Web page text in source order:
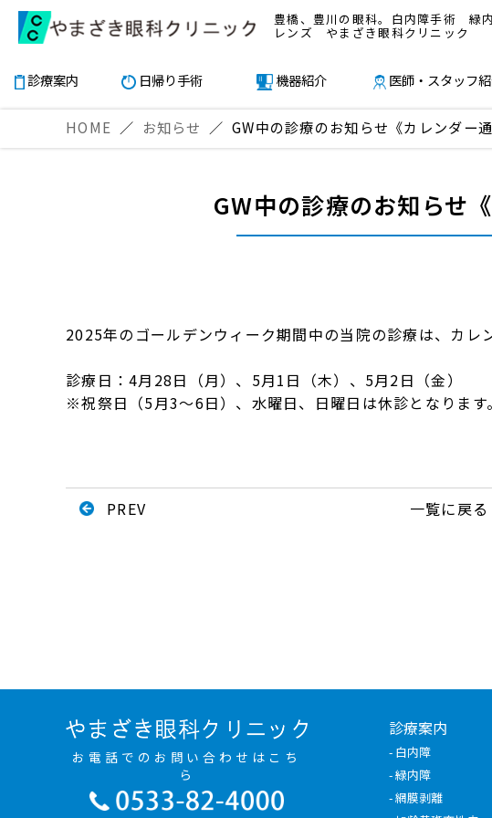
豊橋、豊川の眼科。白内障手術 緑
レンズ やまざき眼科クリニック
診療案内 日帰り手術 機器紹介 医師・スタッフ
HOME ／ お知らせ ／GW中の診療のお知らせ《カレンダー通
GW中の診療のお知らせ
2025年のゴールデンウィーク期間中の当院の診療は、カレ
診療日：4月28日（月）、5月1日（木）、5月2日（金）
※祝祭日（5月3～6日）、水曜日、日曜日は休診となります。
PREV 一覧に戻る
お電話でのお問い合わせはこち
ら
診療案内
- 白内障
- 緑内障
- 網膜剥離